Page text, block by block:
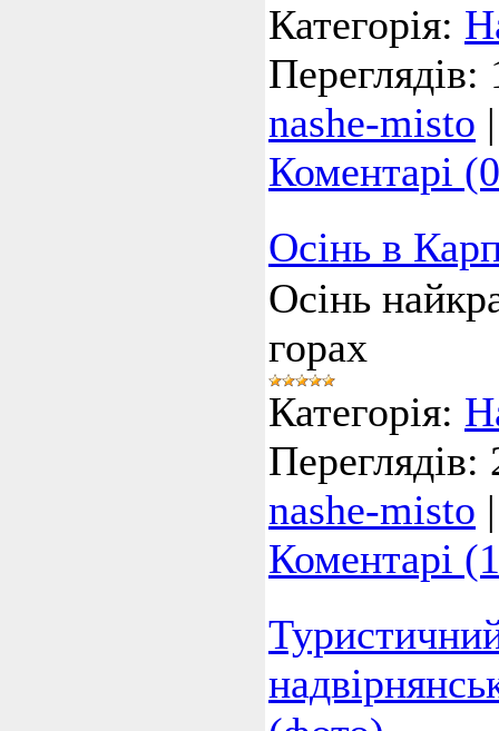
Категорія:
Переглядів:
nashe-misto
Коментарі
Осінь в
Осінь
горах
Категорія:
Переглядів:
nashe-misto
Коментарі